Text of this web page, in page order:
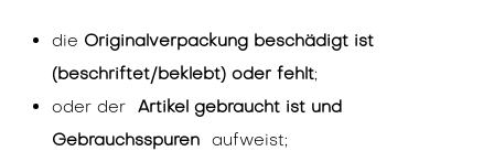
die Originalverpackung beschädigt ist
(beschriftet/beklebt) oder fehlt;
oder der
Artikel gebraucht ist und
Gebrauchsspuren
aufweist;